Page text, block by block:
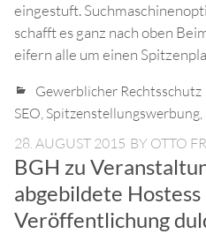
eingestuft.
schafft es ganz nach oben
eifern alle um einen
Gewerblicher Rechtsschutz
SEO, Spitzenstellungswerbung,
28. AUGUST 2015 BY OTTO
BGH zu
abgebildete Hostess
Veröffentlichung